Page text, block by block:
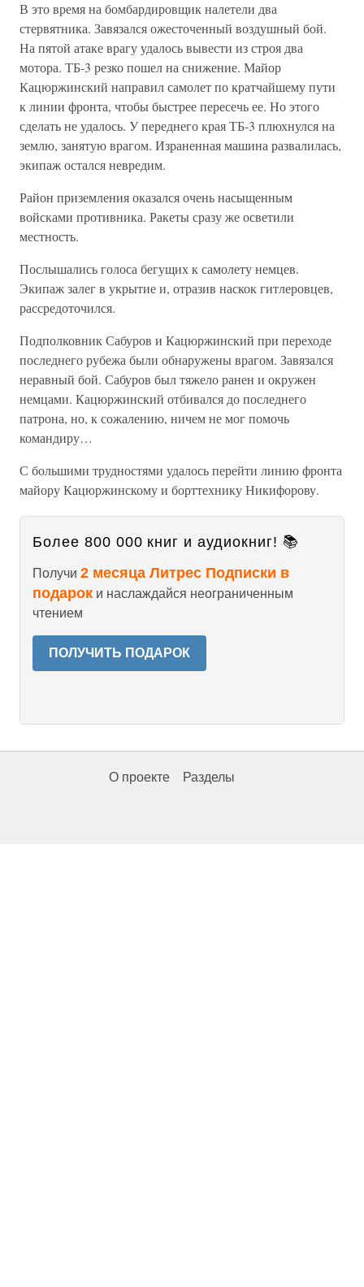
В это время на бомбардировщик налетели два
стервятника. Завязался ожесточенный воздушный бой.
На пятой атаке врагу удалось вывести из строя два
мотора. ТБ-3 резко пошел на снижение. Майор
Кацюржинский направил самолет по кратчайшему пути
к линии фронта, чтобы быстрее пересечь ее. Но этого
сделать не удалось. У переднего края ТБ-3 плюхнулся на
землю, занятую врагом. Израненная машина развалилась,
экипаж остался невредим.
Район приземления оказался очень насыщенным
войсками противника. Ракеты сразу же осветили
местность.
Послышались голоса бегущих к самолету немцев.
Экипаж залег в укрытие и, отразив наскок гитлеровцев,
рассредоточился.
Подполковник Сабуров и Кацюржинский при переходе
последнего рубежа были обнаружены врагом. Завязался
неравный бой. Сабуров был тяжело ранен и окружен
немцами. Кацюржинский отбивался до последнего
патрона, но, к сожалению, ничем не мог помочь
командиру…
С большими трудностями удалось перейти линию фронта
майору Кацюржинскому и борттехнику Никифорову.
Более 800 000 книг и аудиокниг! 📚
Получи 2 месяца Литрес Подписки в
подарок и наслаждайся неограниченным
чтением
ПОЛУЧИТЬ ПОДАРОК
О проекте Разделы